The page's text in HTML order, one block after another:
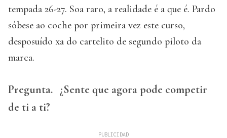
tempada 26-27. Soa raro, a realidade é a que é. Pardo
sóbese ao coche por primeira vez este curso,
desposuído xa do cartelito de segundo piloto da
marca.
Pregunta. ¿Sente que agora pode competir
de ti a ti?